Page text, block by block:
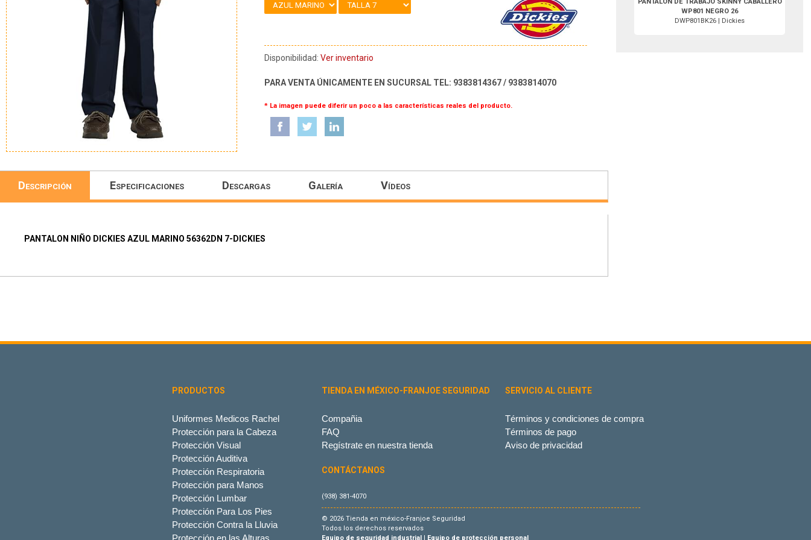
Disponibilidad:Ver inventario
PARA VENTA ÚNICAMENTE EN SUCURSAL TEL: 9383814367 / 9383814070
* La imagen puede diferir un poco a las características reales del producto.
Descripción Especificaciones Descargas Galería Vídeos
PANTALON NIÑO DICKIES AZUL MARINO 56362DN 7-DICKIES
PANTALON DE TRABAJO SKINNY CABALLERO
WP801 NEGRO 26
DWP801BK26 | Dickies
PRODUCTOS
Uniformes Medicos Rachel
Protección para la Cabeza
Protección Visual
Protección Auditiva
Protección Respiratoria
Protección para Manos
Protección Lumbar
Protección Para Los Pies
Protección Contra la Lluvia
Protección en las Alturas
TIENDA EN MÉXICO-FRANJOE SEGURIDAD
Compañia
FAQ
Regístrate en nuestra tienda
SERVICIO AL CLIENTE
Términos y condiciones de compra
Términos de pago
Aviso de privacidad
CONTÁCTANOS
(938) 381-4070
© 2026 Tienda en méxico-Franjoe Seguridad
Todos los derechos reservados
Equipo de seguridad industrial| Equipo de protección personal